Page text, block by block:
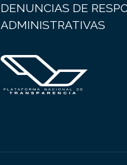
DENUNCIAS DE
ADMINISTRATIVAS